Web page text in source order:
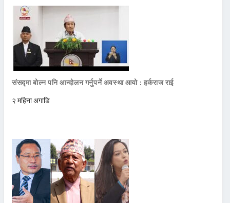
संसद्मा बोल्न पनि आन्दोलन गर्नुपर्ने अवस्था आयो : हर्कराज राई
२ महिना अगाडि